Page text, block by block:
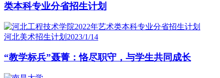
类本科专业分省招生计划
河北美术招生计划 2023/1/14
“教学标兵”聂菁：恪尽职守，与学生共同成长